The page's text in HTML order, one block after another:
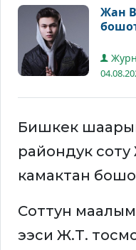
Жан
Бишкек
райондук
камактан
Соттун
ээси Ж.Т.